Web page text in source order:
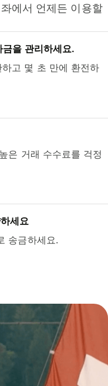
에서 언제든 이용할
을 관리하세요.
고 몇 초 만에 환전하
은 거래 수수료를 걱정
세요
송금하세요.